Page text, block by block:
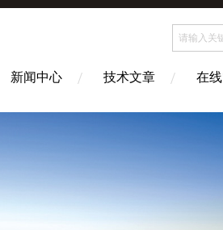
新闻中心 技术文章 在